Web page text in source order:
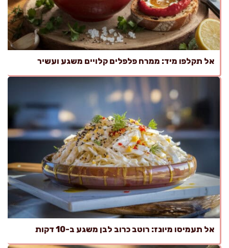
אל תקלפו מיד: ממרח פלפלים קלויים משגע ועשיר
אל תעמיסו מיונז: רוטב כרוב לבן משגע ב-10 דקות